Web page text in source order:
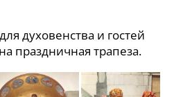
духовенства и гостей
праздничная трапеза.